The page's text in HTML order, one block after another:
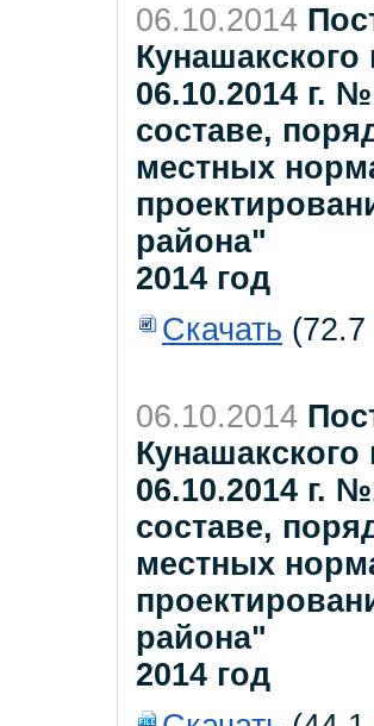
06.10.2014
06.10.2014 г.
составе,
местных
района"
2014 год
Скачать
06.10.2014
06.10.2014 г.
составе,
местных
района"
2014 год